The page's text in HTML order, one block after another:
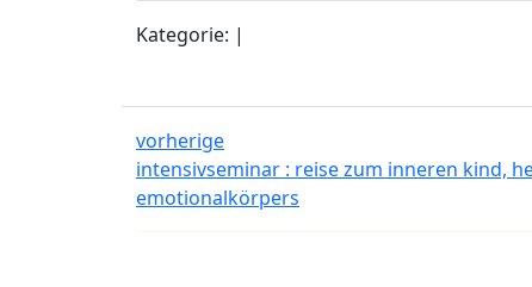
Kategorie: |
vorherige
intensivseminar : reise zum inneren kind,
emotionalkörpers